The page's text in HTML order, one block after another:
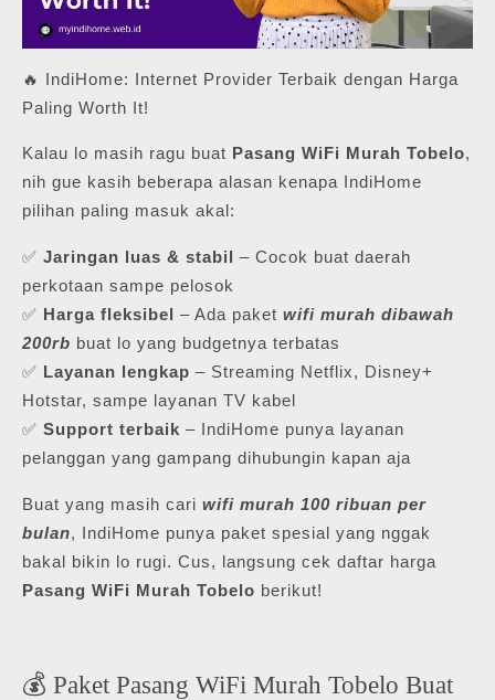
🔥 IndiHome: Internet Provider Terbaik dengan Harga
Paling Worth It!
Kalau lo masih ragu buat Pasang WiFi Murah Tobelo,
nih gue kasih beberapa alasan kenapa IndiHome
pilihan paling masuk akal:
✅ Jaringan luas & stabil – Cocok buat daerah
perkotaan sampe pelosok
✅ Harga fleksibel – Ada paket wifi murah dibawah
200rb buat lo yang budgetnya terbatas
✅ Layanan lengkap – Streaming Netflix, Disney+
Hotstar, sampe layanan TV kabel
✅ Support terbaik – IndiHome punya layanan
pelanggan yang gampang dihubungin kapan aja
Buat yang masih cari wifi murah 100 ribuan per
bulan, IndiHome punya paket spesial yang nggak
bakal bikin lo rugi. Cus, langsung cek daftar harga
Pasang WiFi Murah Tobelo berikut!
💰 Paket Pasang WiFi Murah Tobelo Buat